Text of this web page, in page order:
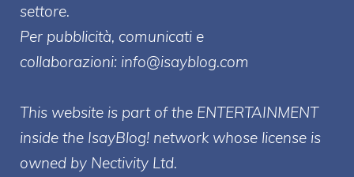
settore.
Per pubblicità, comunicati e
collaborazioni: info@isayblog.com
This website is part of the ENTERTAINMENT
inside the IsayBlog! network whose license is
owned by Nectivity Ltd.